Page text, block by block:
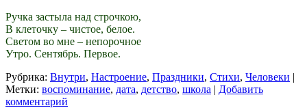
Ручка застыла над строчкою,
В клеточку – чистое, белое.
Светом во мне – непорочное
Утро. Сентябрь. Первое.
Рубрика: Внутри, Настроение, Праздники, Стихи, Человеки |
Метки: воспоминание, дата, детство, школа | Добавить
комментарий